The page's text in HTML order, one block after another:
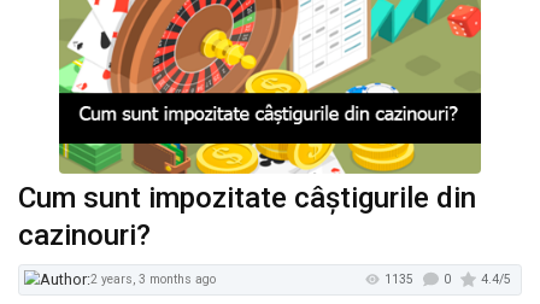
Cum sunt impozitate câștigurile din
cazinouri?